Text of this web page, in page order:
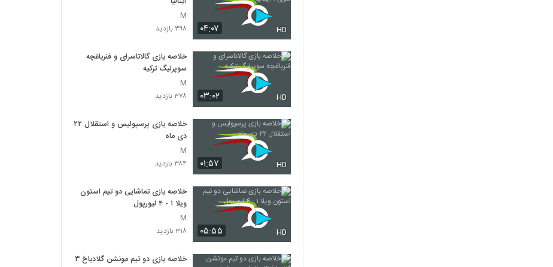
۰۴:۰۷ HD
M
۳۹۸ بازدید
۰۳:۰۲ HD
خلاصه بازی گالاتاسرای و فنرباغچه
سوپرلیگ ترکیه
M
۳۷۸ بازدید
۰۱:۵۷ HD
خلاصه بازی پرسپولیس و استقلال ۲۲
دی ماه
M
۳۸۴ بازدید
۰۵:۵۵ HD
خلاصه بازی تماشایی دو تیم استون
ویلا ۱ - ۴ لیورپول
M
۳۱۸ بازدید
خلاصه بازی دو تیم مونشن گلادباخ ۳